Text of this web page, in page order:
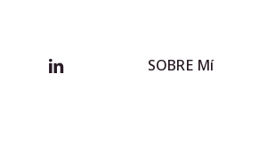
SOBRE Mí
linkedin